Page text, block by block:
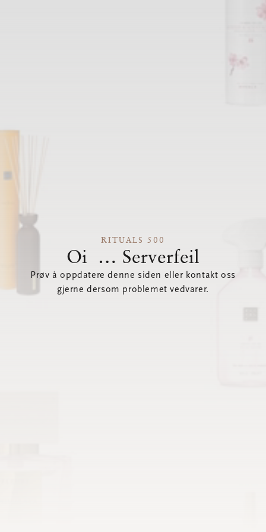
RITUALS 500
Oi … Serverfeil
Prøv å oppdatere denne siden eller kontakt oss
gjerne dersom problemet vedvarer.